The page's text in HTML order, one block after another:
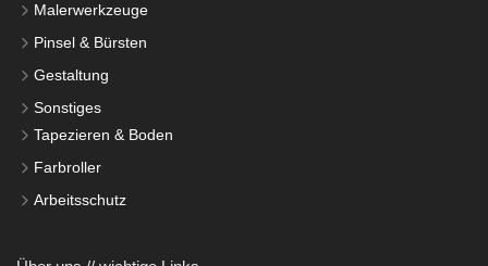
Malerwerkzeuge
Pinsel & Bürsten
Gestaltung
Sonstiges
Tapezieren & Boden
Farbroller
Arbeitsschutz